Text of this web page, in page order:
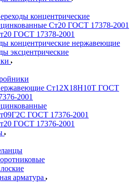
концентрические
Ст20 ГОСТ 17378-2001
ГОСТ 17378-2001
концентрические нержавеющие
эксцентрические
Ст12Х18Н10Т ГОСТ
2001
ГОСТ 17376-2001
ГОСТ 17376-2001
арматура